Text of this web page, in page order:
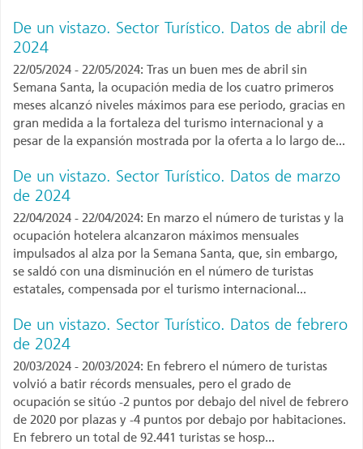
De un vistazo. Sector Turístico. Datos de abril de
2024
22/05/2024 - 22/05/2024: Tras un buen mes de abril sin
Semana Santa, la ocupación media de los cuatro primeros
meses alcanzó niveles máximos para ese periodo, gracias en
gran medida a la fortaleza del turismo internacional y a
pesar de la expansión mostrada por la oferta a lo largo de...
De un vistazo. Sector Turístico. Datos de marzo
de 2024
22/04/2024 - 22/04/2024: En marzo el número de turistas y la
ocupación hotelera alcanzaron máximos mensuales
impulsados al alza por la Semana Santa, que, sin embargo,
se saldó con una disminución en el número de turistas
estatales, compensada por el turismo internacional...
De un vistazo. Sector Turístico. Datos de febrero
de 2024
20/03/2024 - 20/03/2024: En febrero el número de turistas
volvió a batir récords mensuales, pero el grado de
ocupación se sitúo -2 puntos por debajo del nivel de febrero
de 2020 por plazas y -4 puntos por debajo por habitaciones.
En febrero un total de 92.441 turistas se hosp...